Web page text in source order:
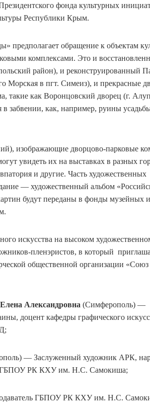
фонда культурных
Республики Крым.
предполагает обращение к объектам
комплексами. Это и
район), и реконструированный
Морская в пгт. Симеиз), и прекрасные
такие как Воронцовский дворец (г.
забвении, как, например, руины
изображающие дворцово-парковые
увидеть их на выставках в разных
и другие. Часть художественных
— художественный альбом
будут переданы в фонды музейных и
искусства на высоком
пленэристов, в который
общественной организации «Союз
Александровна (Симферополь) —
доцент кафедры графического
— Заслуженный художник АРК,
ГБПОУ РК КХУ им. Н.С. Самокиша;
ГБПОУ РК КХУ им. Н.С.